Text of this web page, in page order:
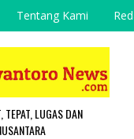
Tentang Kami
TEPAT, LUGAS DAN